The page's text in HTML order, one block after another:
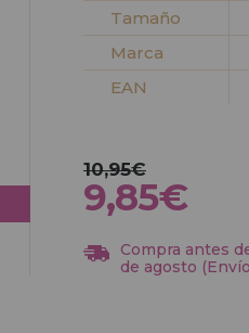
Tamaño
Marca
EAN
10,95€
9,85€
Compra antes
de agosto